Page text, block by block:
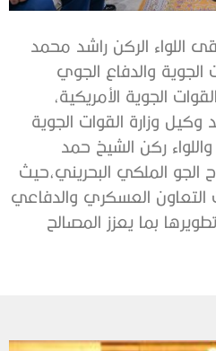
الركن راشد محمد
الجوية والدفاع الجوي
الجوية الأمريكية،
وزارة القوات الجوية
واللواء ركن الشيخ حمد
الجو الملكي البحريني،حيث
العسكري والدفاعي
بما يعزز المصالح